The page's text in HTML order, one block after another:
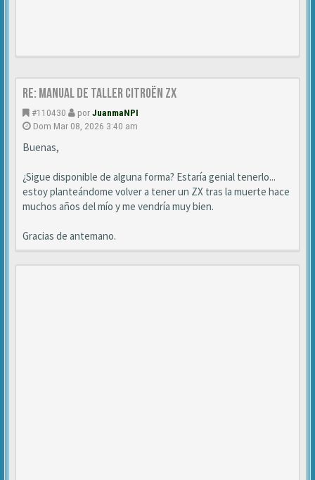
Re: Manual de Taller Citroën ZX
#110430 porJuanmaNPI
Dom Mar 08, 2026 3:40 am
Buenas,
¿Sigue disponible de alguna forma? Estaría genial tenerlo...
estoy planteándome volver a tener un ZX tras la muerte hace
muchos años del mío y me vendría muy bien.
Gracias de antemano.